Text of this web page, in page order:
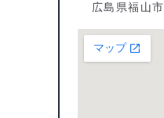
広島県福山